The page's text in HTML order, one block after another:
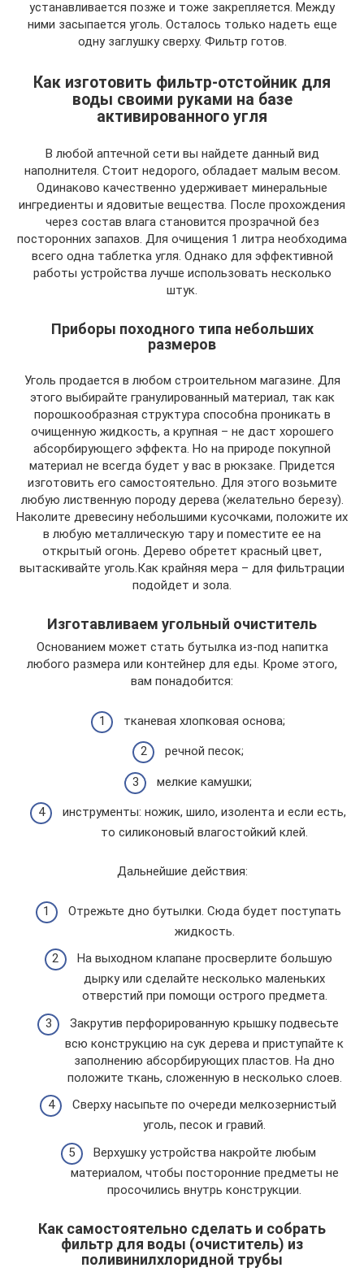
устанавливается позже и тоже закрепляется. Между
ними засыпается уголь. Осталось только надеть еще
одну заглушку сверху. Фильтр готов.
Как изготовить фильтр-отстойник для
воды своими руками на базе
активированного угля
В любой аптечной сети вы найдете данный вид
наполнителя. Стоит недорого, обладает малым весом.
Одинаково качественно удерживает минеральные
ингредиенты и ядовитые вещества. После прохождения
через состав влага становится прозрачной без
посторонних запахов. Для очищения 1 литра необходима
всего одна таблетка угля. Однако для эффективной
работы устройства лучше использовать несколько
штук.
Приборы походного типа небольших
размеров
Уголь продается в любом строительном магазине. Для
этого выбирайте гранулированный материал, так как
порошкообразная структура способна проникать в
очищенную жидкость, а крупная – не даст хорошего
абсорбирующего эффекта. Но на природе покупной
материал не всегда будет у вас в рюкзаке. Придется
изготовить его самостоятельно. Для этого возьмите
любую лиственную породу дерева (желательно березу).
Наколите древесину небольшими кусочками, положите их
в любую металлическую тару и поместите ее на
открытый огонь. Дерево обретет красный цвет,
вытаскивайте уголь.Как крайняя мера – для фильтрации
подойдет и зола.
Изготавливаем угольный очиститель
Основанием может стать бутылка из-под напитка
любого размера или контейнер для еды. Кроме этого,
вам понадобится:
тканевая хлопковая основа;
речной песок;
мелкие камушки;
инструменты: ножик, шило, изолента и если есть,
то силиконовый влагостойкий клей.
Дальнейшие действия:
Отрежьте дно бутылки. Сюда будет поступать
жидкость.
На выходном клапане просверлите большую
дырку или сделайте несколько маленьких
отверстий при помощи острого предмета.
Закрутив перфорированную крышку подвесьте
всю конструкцию на сук дерева и приступайте к
заполнению абсорбирующих пластов. На дно
положите ткань, сложенную в несколько слоев.
Сверху насыпьте по очереди мелкозернистый
уголь, песок и гравий.
Верхушку устройства накройте любым
материалом, чтобы посторонние предметы не
просочились внутрь конструкции.
Как самостоятельно сделать и собрать
фильтр для воды (очиститель) из
поливинилхлоридной трубы